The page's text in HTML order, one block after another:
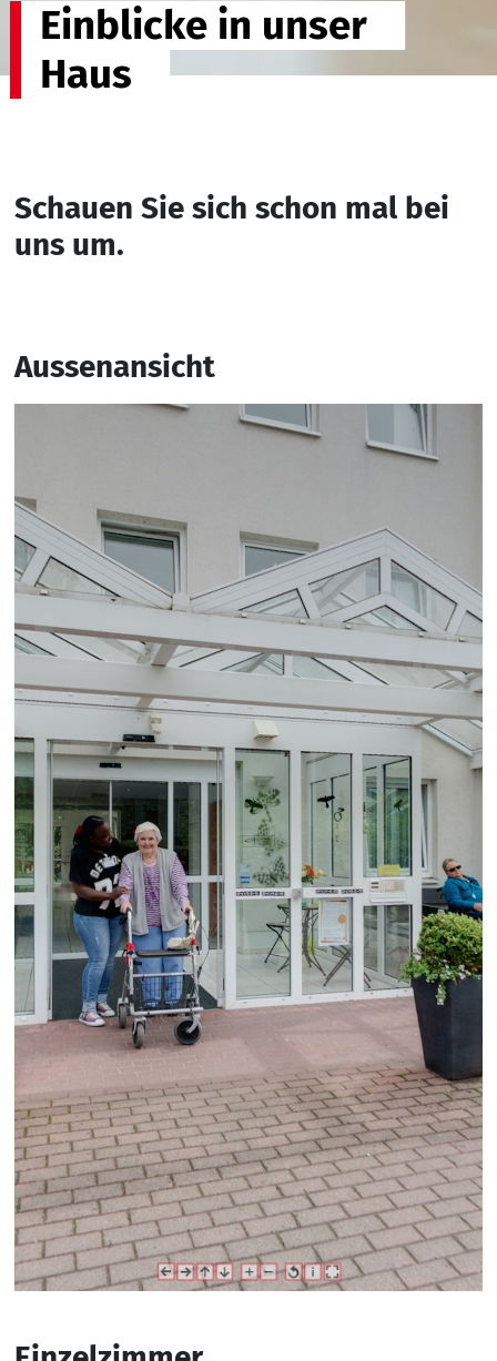
Einblicke in unser
Haus
Schauen Sie sich schon mal bei
uns um.
Aussenansicht